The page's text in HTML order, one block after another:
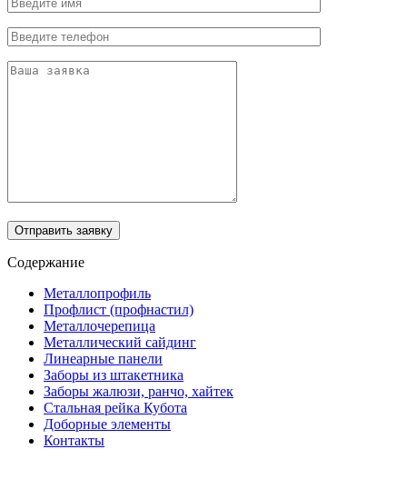
Отправить заявку
Содержание
Металлопрофиль
Профлист (профнастил)
Металлочерепица
Металлический сайдинг
Линеарные панели
Заборы из штакетника
Заборы жалюзи, ранчо, хайтек
Стальная рейка Кубота
Доборные элементы
Контакты